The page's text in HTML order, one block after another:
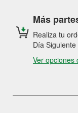
Más
Realiza tu
Día
Ver opciones